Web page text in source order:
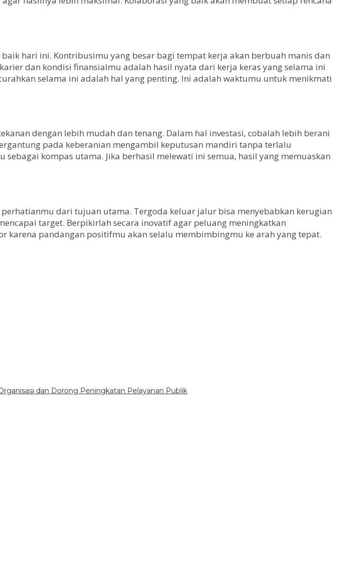
hari ini. Kontribusimu yang besar bagi tempat kerja akan berbuah manis dan
dan kondisi finansialmu adalah hasil nyata dari kerja keras yang selama ini
selama ini adalah hal yang penting. Ini adalah waktumu untuk menikmati
dengan lebih mudah dan tenang. Dalam hal investasi, cobalah lebih berani
pada keberanian mengambil keputusan mandiri tanpa terlalu
kompas utama. Jika berhasil melewati ini semua, hasil yang memuaskan
dari tujuan utama. Tergoda keluar jalur bisa menyebabkan kerugian
target. Berpikirlah secara inovatif agar peluang meningkatkan
karena pandangan positifmu akan selalu membimbingmu ke arah yang tepat.
dan Dorong Peningkatan Pelayanan Publik